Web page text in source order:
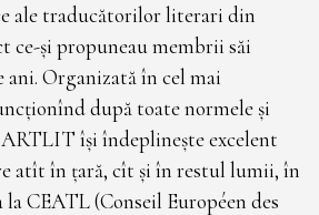
ale traducătorilor literari din
ce-și propuneau membrii săi
ani. Organizată în cel mai
după toate normele și
își îndeplinește excelent
atît în țară, cît și în restul lumii, în
CEATL (Conseil Européen des